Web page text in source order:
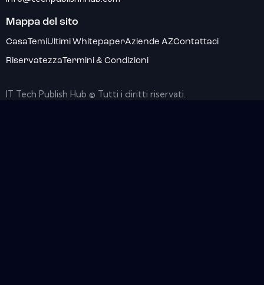
Mappa del sito
CasaTemiUltimi WhitepaperAziende AZContattaci
RiservatezzaTermini & Condizioni
IT Tech Publish Hub © Tutti i diritti riservati.